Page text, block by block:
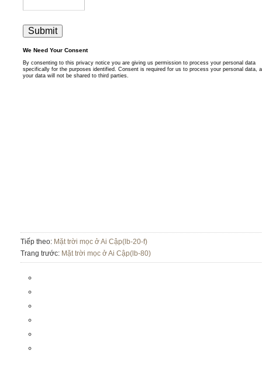
Tiếp theo: Mặt trời mọc ở Ai Cập(lb-20-f)
Trang trước: Mặt trời mọc ở Ai Cập(lb-80)